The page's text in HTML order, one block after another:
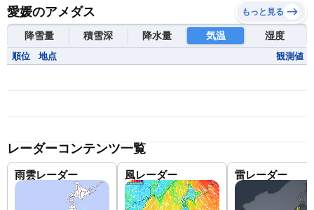
愛媛のアメダス もっと見る
降雪量 積雪深 降水量 気温 湿度
順位 地点 観測値
レーダーコンテンツ一覧
雨雲レーダー 風レーダー 雷レーダー